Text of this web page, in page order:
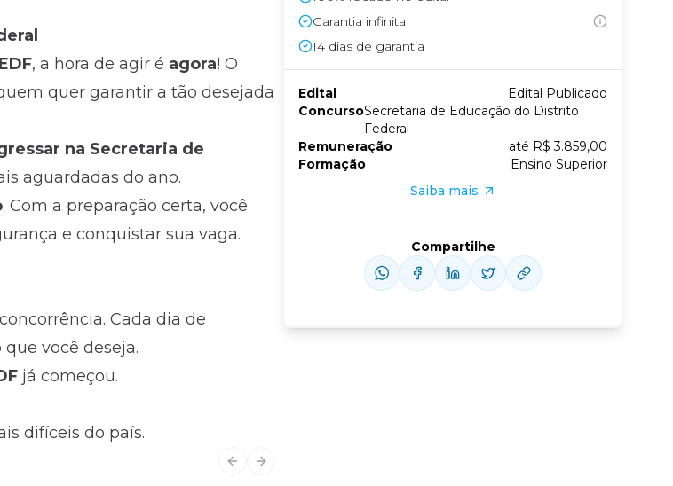
, a hora de agir é agora! O
quer garantir a tão desejada
na Secretaria de
aguardadas do ano.
. Com a preparação certa, você
e conquistar sua vaga.
Cada dia de
você deseja.
já começou.
difíceis do país.
Previous slide
Next slide
Garantia infinita
14 dias de garantia
Edital
Edital Publicado
ConcursoSecretaria de Educação do Distrito
Federal
Remuneração
até R$ 3.859,00
Formação
Ensino Superior
Saiba mais
Compartilhe